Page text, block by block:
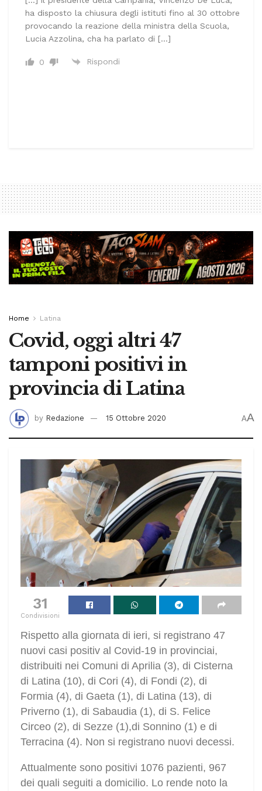
ha disposto la chiusura degli istituti fino al 30 ottobre
provocando la reazione della ministra della Scuola,
Lucia Azzolina, cha ha parlato di […]
0 Rispondi
Home Latina
Covid, oggi altri 47
tamponi positivi in
provincia di Latina
by Redazione 15 Ottobre 2020 AA
31
Condivisioni
Rispetto alla giornata di ieri, si registrano 47
nuovi casi positiv al Covid-19 in provinciai,
distribuiti nei Comuni di Aprilia (3), di Cisterna
di Latina (10), di Cori (4), di Fondi (2), di
Formia (4), di Gaeta (1), di Latina (13), di
Priverno (1), di Sabaudia (1), di S. Felice
Circeo (2), di Sezze (1),di Sonnino (1) e di
Terracina (4). Non si registrano nuovi decessi.
Attualmente sono positivi 1076 pazienti, 967
dei quali seguiti a domicilio. Lo rende noto la